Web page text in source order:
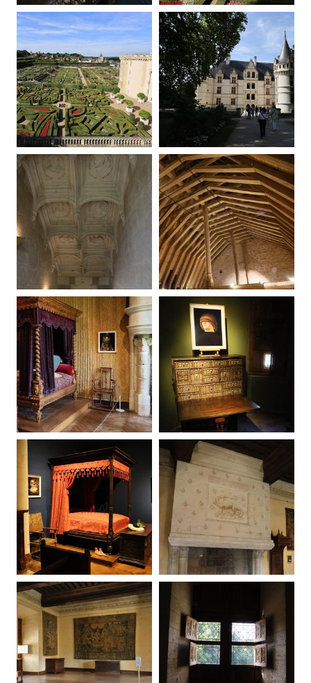
20250907092508-00 20250907092811-00
20250907093750-00 20250907103624-00
20250907104729-00 20250907105236-00
20250907105606-00 20250907110013-00